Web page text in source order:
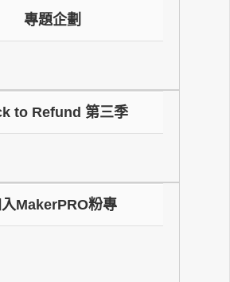
專題企劃
to Refund 第三季
MakerPRO粉專